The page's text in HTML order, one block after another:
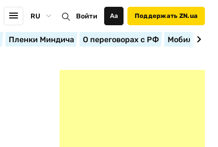
RU Войти Аа Поддержать ZN.ua
Пленки Миндича О переговорах с РФ